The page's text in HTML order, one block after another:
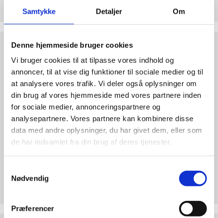
Samtykke Detaljer Om
Denne hjemmeside bruger cookies
Vi bruger cookies til at tilpasse vores indhold og
annoncer, til at vise dig funktioner til sociale medier og til
at analysere vores trafik. Vi deler også oplysninger om
din brug af vores hjemmeside med vores partnere inden
for sociale medier, annonceringspartnere og
analysepartnere. Vores partnere kan kombinere disse
data med andre oplysninger, du har givet dem, eller som
de har indsamlet fra din brug af deres tjenester.
Nødvendig
Præferencer
internationalt
Nyhedsbrev
3.0:
Nyheder
4.0:
Webshop
Hjertelig tak for ethvert bidrag til Retten til Liv
Test
argumenter
Hvorfor er abort forkert? Find overbevisende